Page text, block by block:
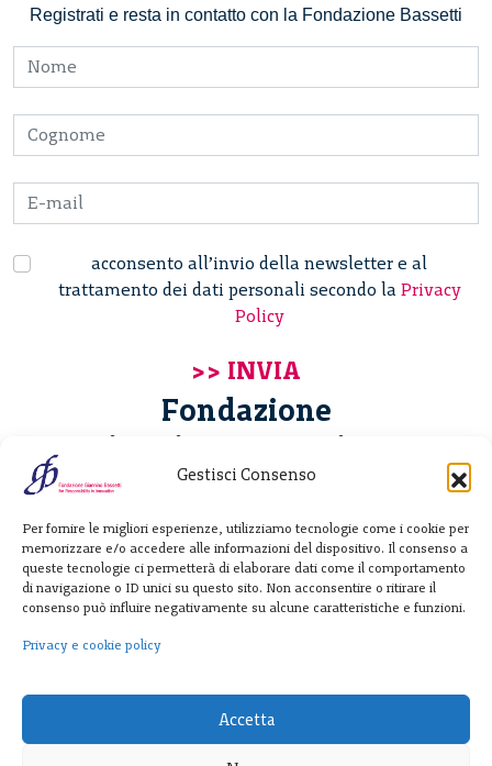
Gestisci Consenso
Per fornire le migliori esperienze, utilizziamo tecnologie come i cookie per
memorizzare e/o accedere alle informazioni del dispositivo. Il consenso a
queste tecnologie ci permetterà di elaborare dati come il comportamento
di navigazione o ID unici su questo sito. Non acconsentire o ritirare il
consenso può influire negativamente su alcune caratteristiche e funzioni.
Privacy e cookie policy
Accetta
Registrati e resta in contatto con la Fondazione Bassetti
acconsento all’invio della newsletter e al
trattamento dei dati personali secondo la Privacy
Policy
Fondazione
Giannino Bassetti ETS
20122 Milano - Italia
T. +39 02 781933
F. + 39 02 76392030
info@fondazionebassetti.org
p.i. 12520270153